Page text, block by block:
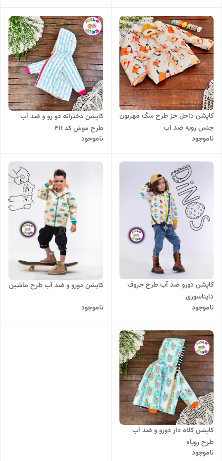
کاپشن داخل خز طرح سگ مهربون
جنس رویه ضد اب
ناموجود
کاپشن دخترانه دو رو و ضد آب
طرح موش کد 411
ناموجود
کاپشن دورو ضد آب طرح حروف
دایناسوری
ناموجود
کاپشن دورو و ضد آب طرح ماشین
ناموجود
کاپشن کلاه دار دورو و ضد آب
طرح روباه
ناموجود